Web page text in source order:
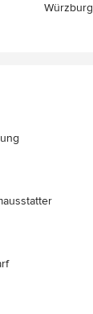
Würzburg